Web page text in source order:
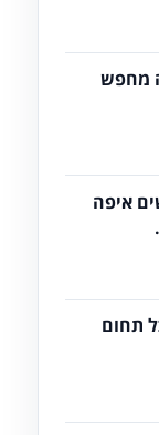
מחפש
איפה
תחום